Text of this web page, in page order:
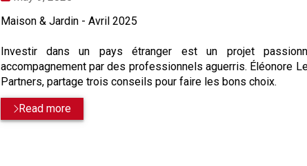
Maison & Jardin - Avril 2025
Investir dans un pays étranger est un projet
accompagnement par des professionnels aguerris. Éléonore
Partners, partage trois conseils pour faire les bons choix.
Read more